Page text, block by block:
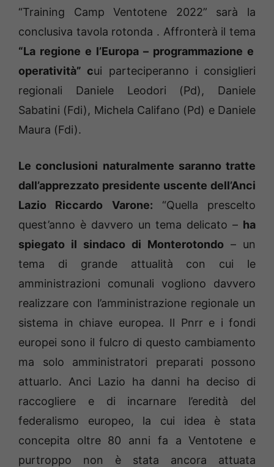
“Training Camp Ventotene 2022” sarà la
conclusiva tavola rotonda . Affronterà il tema
“La regione e l’Europa – programmazione e
operatività” cui parteciperanno i consiglieri
regionali Daniele Leodori (Pd), Daniele
Sabatini (Fdi), Michela Califano (Pd) e Daniele
Maura (Fdi).
Le conclusioni naturalmente saranno tratte
dall’apprezzato presidente uscente dell’Anci
Lazio Riccardo Varone: “Quella prescelto
quest’anno è davvero un tema delicato – ha
spiegato il sindaco di Monterotondo – un
tema di grande attualità con cui le
amministrazioni comunali vogliono davvero
realizzare con l’amministrazione regionale un
sistema in chiave europea. Il Pnrr e i fondi
europei sono il fulcro di questo cambiamento
ma solo amministratori preparati possono
attuarlo. Anci Lazio ha danni ha deciso di
raccogliere e di incarnare l’eredità del
federalismo europeo, la cui idea è stata
concepita oltre 80 anni fa a Ventotene e
purtroppo non è stata ancora attuata